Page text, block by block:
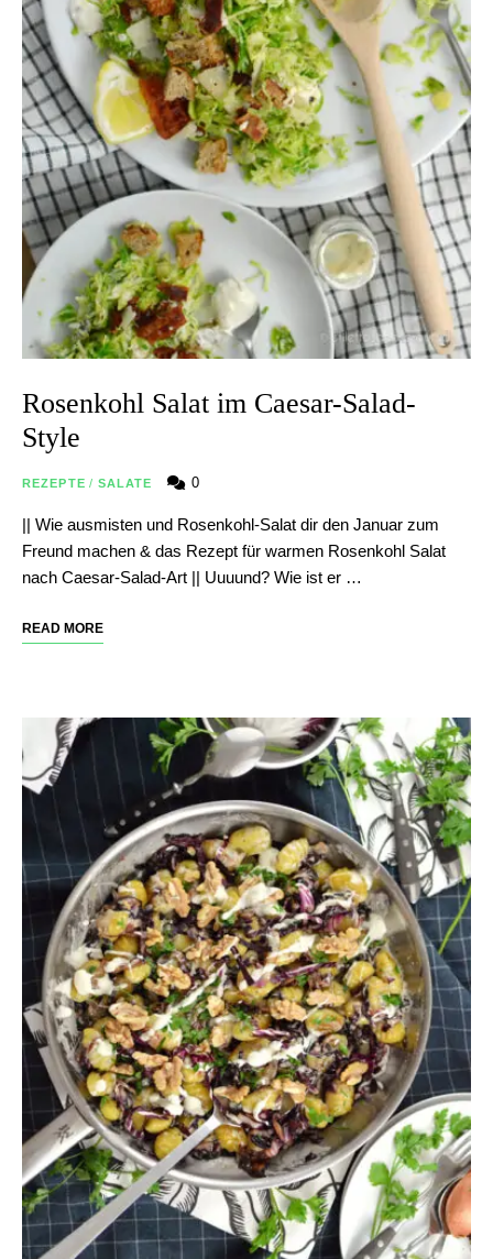
Rosenkohl Salat im Caesar-Salad-
Style
REZEPTE / SALATE 0
|| Wie ausmisten und Rosenkohl-Salat dir den Januar zum
Freund machen & das Rezept für warmen Rosenkohl Salat
nach Caesar-Salad-Art || Uuuund? Wie ist er …
READ MORE